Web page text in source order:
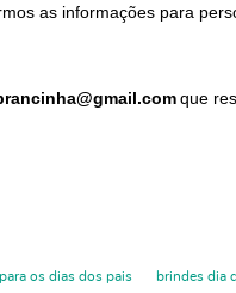
as informações para
que
os dias dos pais brindes dia